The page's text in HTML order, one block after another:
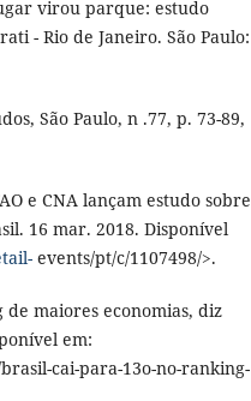
virou parque: estudo
- Rio de Janeiro. São Paulo:
São Paulo, n .77, p. 73-89,
e CNA lançam estudo sobre
16 mar. 2018. Disponível
events/pt/c/1107498/>.
de maiores economias, diz
em:
cai-para-13o-no-ranking-